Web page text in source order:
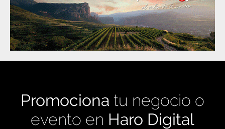
Promociona tu negocio o
evento en Haro Digital